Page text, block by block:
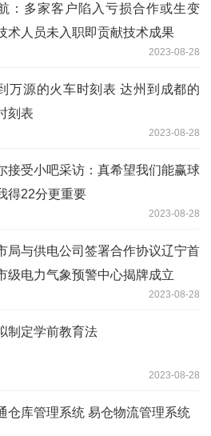
：多家客户陷入亏损合作或生变
术人员未入职即贡献技术成果
2023-08-28
万源的火车时刻表 达州到成都的
刻表
2023-08-28
接受小吧采访：真希望我们能赢球
得22分更重要
2023-08-28
局与供电公司签署合作协议辽宁首
级电力气象预警中心揭牌成立
2023-08-28
制定学前教育法
2023-08-28
仓库管理系统 易仓物流管理系统